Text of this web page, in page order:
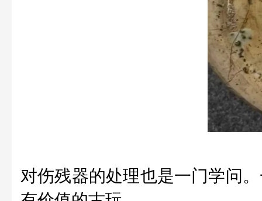
对伤残器的处理也是一门学问